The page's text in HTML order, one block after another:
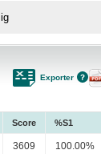
Exporter
Score %S1
3609 100.00%